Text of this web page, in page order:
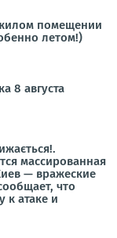
помещении
летом!)
8 августа
массированная
— вражеские
что
к атаке и